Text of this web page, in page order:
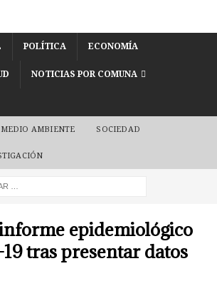
POLÍTICA ECONOMÍA
NOTICIAS POR COMUNA
MEDIO AMBIENTE SOCIEDAD
epidemiológico
tras presentar datos